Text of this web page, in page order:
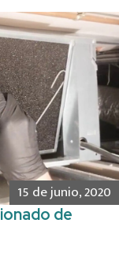
15 de junio, 2020
de